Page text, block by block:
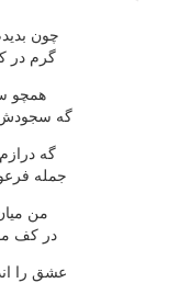
چون
گرم در
همچو
گه سجودش
گه
جمله
من
در كف
عشق را